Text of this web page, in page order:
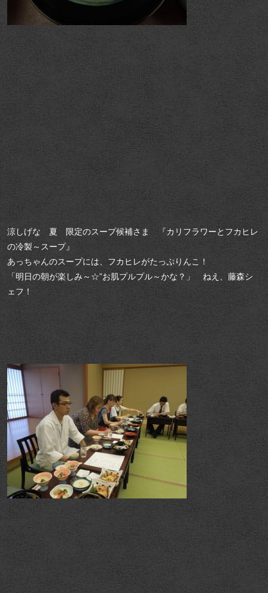
涼しげな 夏 限定のスープ候補さま 『カリフラワーとフカヒレ
の冷製～スープ』
あっちゃんのスープには、フカヒレがたっぷりんこ！
「明日の朝が楽しみ～☆”お肌プルプル～かな？」 ねえ、藤森シ
ェフ！